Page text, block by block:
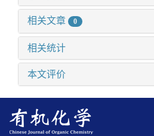
相关文章 0
相关统计
本文评价